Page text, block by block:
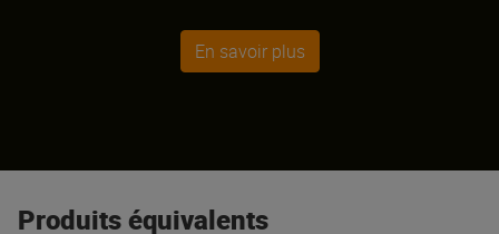
En savoir plus
Produits équivalents